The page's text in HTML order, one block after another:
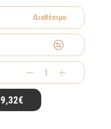
Διαθέσιμο
9,32€